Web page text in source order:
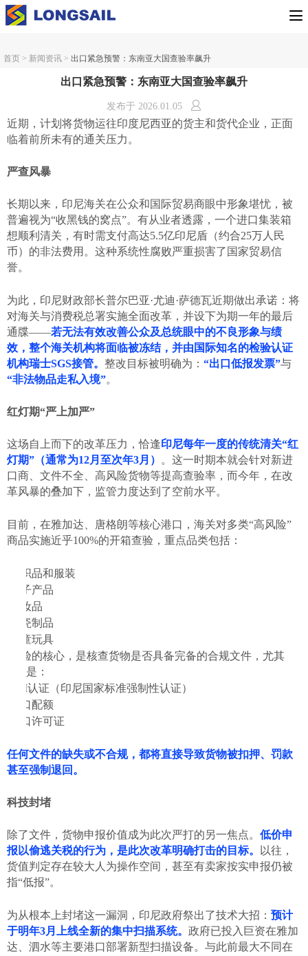
首页 > 新闻资讯 > 出口紧急预警：东南亚大国查验率飙升
出口紧急预警：东南亚大国查验率飙升
发布于 2026.01.05
近期，计划将货物运往印度尼西亚的货主和货代企业，正面
临着前所未有的通关压力。
严查风暴
长期以来，印尼海关在公众和国际贸易商眼中形象堪忧，被
普遍视为“收黑钱的窝点”。有从业者透露，一个进口集装箱
想顺利清关，有时需支付高达5.5亿印尼盾（约合25万人民
币）的非法费用。这种系统性腐败严重损害了国家贸易信
誉。
为此，印尼财政部长普尔巴亚 ·尤迪·萨德瓦近期做出承诺：将
对海关与消费税总署实施全面改革，并设下为期一年的最后
通牒——若无法有效改善公众及总统眼中的不良形象与绩
效，整个海关机构将面临被冻结，并由国际知名的检验认证
机构瑞士SGS接管。 整改目标被明确为： “出口低报发票”与
“非法物品走私入境”。
红灯期“严上加严”
这场自上而下的改革压力，恰逢印尼每年一度的传统清关“红
灯期”（通常为12月至次年3月）
。这一时期本就会针对新进
口商、文件不全、高风险货物等提高查验率，而今年，在改
革风暴的叠加下，监管力度达到了空前水平。
目前，在雅加达、唐格朗等核心港口，海关对多类“高风险”
商品实施近乎100%的开箱查验，重点品类包括：
纺织品和服装
电子产品
化妆品
陶瓷制品
儿童玩具
查验的核心，是核查货物是否具备完备的合规文件，尤其
是：
SNI认证（印尼国家标准强制性认证）
进口配额
进口许可证
任何文件的缺失或不合规，都将直接导致货物被扣押、罚款
甚至强制退回。
科技封堵
除了文件，货物申报价值成为此次严打的另一焦点。 低价申
报以偷逃关税的行为，是此次改革明确打击的目标。
以往，
货值判定存在较大人为操作空间，甚至有卖家按实申报仍被
指“低报”。
为从根本上封堵这一漏洞，印尼政府祭出了技术大招： 预计
于明年3月上线全新的集中扫描系统。 政府已投入巨资在雅加
达、泗水等主要港口部署新型扫描设备。与此前最大不同在